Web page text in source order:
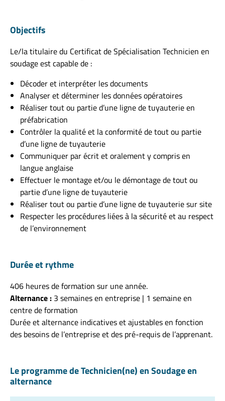
Objectifs
Le/la titulaire du Certificat de Spécialisation Technicien en
soudage est capable de :
Décoder et interpréter les documents
Analyser et déterminer les données opératoires
Réaliser tout ou partie d’une ligne de tuyauterie en
préfabrication
Contrôler la qualité et la conformité de tout ou partie
d’une ligne de tuyauterie
Communiquer par écrit et oralement y compris en
langue anglaise
Effectuer le montage et/ou le démontage de tout ou
partie d’une ligne de tuyauterie
Réaliser tout ou partie d’une ligne de tuyauterie sur site
Respecter les procédures liées à la sécurité et au respect
de l’environnement
Durée et rythme
406 heures de formation sur une année.
Alternance : 3 semaines en entreprise | 1 semaine en
centre de formation
Durée et alternance indicatives et ajustables en fonction
des besoins de l’entreprise et des pré-requis de l’apprenant.
Le programme de Technicien(ne) en Soudage en
alternance